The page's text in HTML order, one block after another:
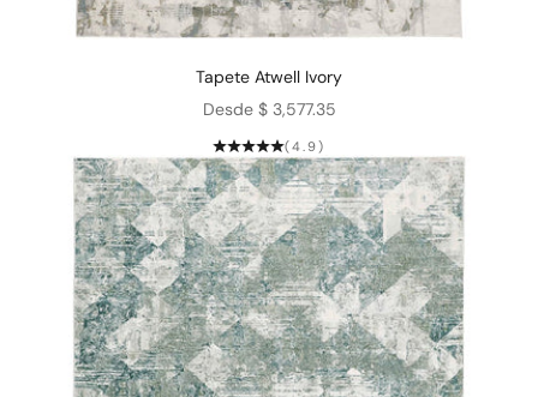
Tapete Atwell Ivory
Precio de oferta
Desde $ 3,577.35
(4.9)